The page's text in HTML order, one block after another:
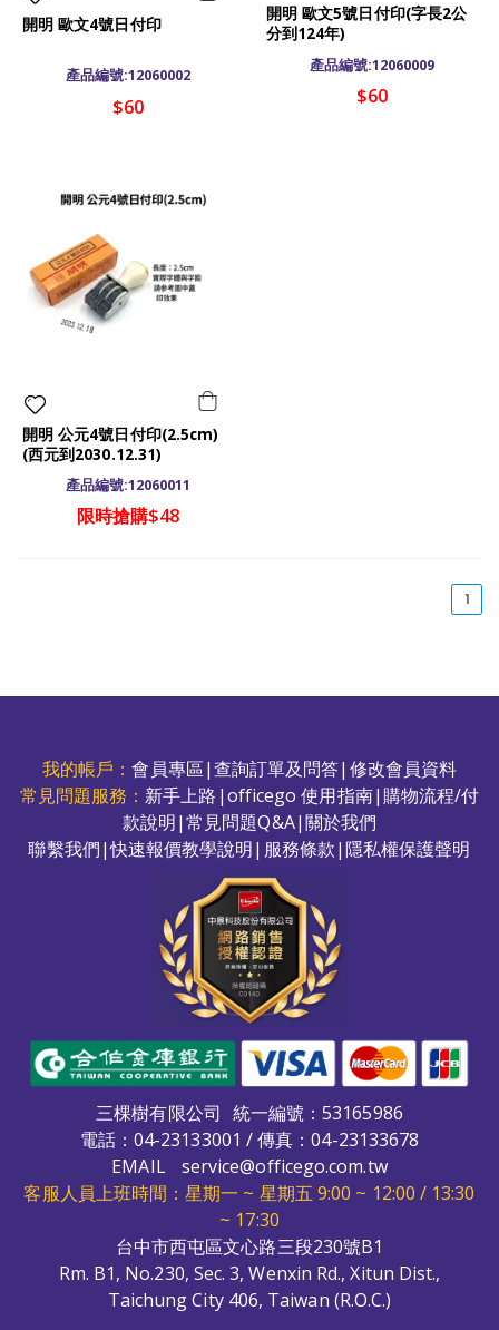
開明 歐文4號日付印
產品編號:12060002
$60
開明 歐文5號日付印(字長2公
分到124年)
產品編號:12060009
$60
開明 公元4號日付印(2.5cm)
(西元到2030.12.31)
產品編號:12060011
限時搶購$48
1
我的帳戶：會員專區|查詢訂單及問答| 修改會員資料
常見問題服務： 新手上路 |officego 使用指南|購物流程/付
款說明|常見問題Q&A|關於我們
聯繫我們|快速報價教學說明| 服務條款|隱私權保護聲明
三棵樹有限公司 統一編號：53165986
電話： 04-23133001 / 傳真：04-23133678
EMAIL
service@officego.com.tw
客服人員上班時間：星期一 ~ 星期五 9:00 ~ 12:00 / 13:30
~ 17:30
台中市西屯區文心路三段230號B1
Rm. B1, No.230, Sec. 3, Wenxin Rd., Xitun Dist.,
Taichung City 406, Taiwan (R.O.C.)